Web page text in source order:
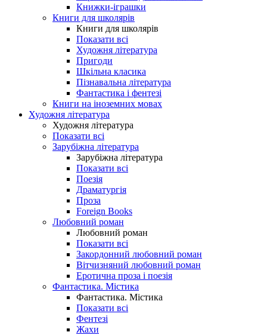
Книжки-іграшки
Книги для школярів
Книги для школярів
Показати всі
Художня література
Пригоди
Шкільна класика
Пізнавальна література
Фантастика і фентезі
Книги на іноземних мовах
Художня література
Художня література
Показати всі
Зарубіжна література
Зарубіжна література
Показати всі
Поезія
Драматургія
Проза
Foreign Books
Любовний роман
Любовний роман
Показати всі
Закордонний любовний роман
Вітчизняний любовний роман
Еротична проза і поезія
Фантастика. Містика
Фантастика. Містика
Показати всі
Фентезі
Жахи